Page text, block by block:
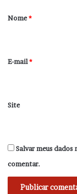
r
*
Nome*
E-mail*
Site
Salvar meus dados
comentar.